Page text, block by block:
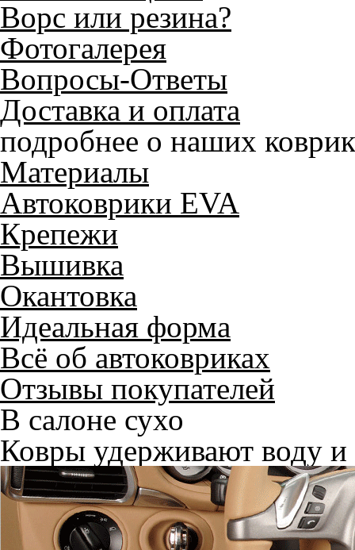
Ворс или резина?
Фотогалерея
Вопросы-Ответы
Доставка и оплата
подробнее о наших
Материалы
Автоковрики EVA
Крепежи
Вышивка
Окантовка
Идеальная форма
Всё об автоковриках
Отзывы покупателей
В салоне сухо
Ковры удерживают воду и